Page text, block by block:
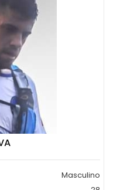
Masculino